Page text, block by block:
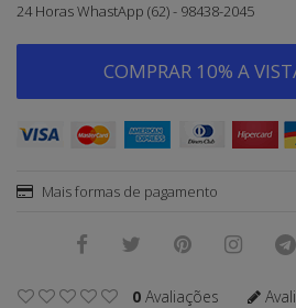
24 Horas WhastApp (62) - 98438-2045
COMPRAR 10% A
Mais formas de pagamento
0 Avaliações